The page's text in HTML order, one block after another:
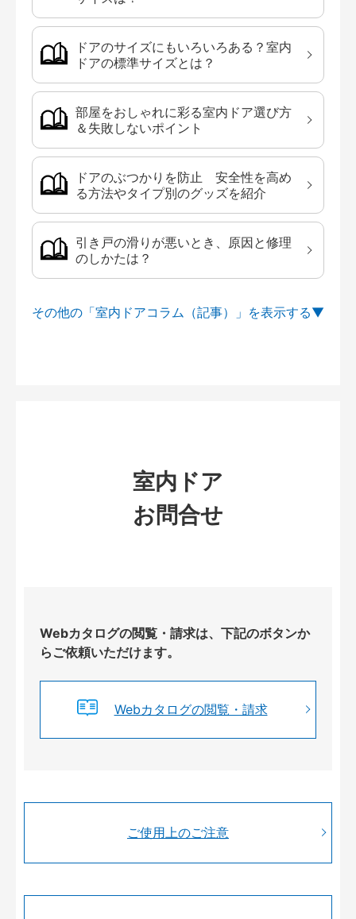
ドアのサイズにもいろいろある？室内
ドアの標準サイズとは？
部屋をおしゃれに彩る室内ドア選び方
＆失敗しないポイント
ドアのぶつかりを防止 安全性を高め
る方法やタイプ別のグッズを紹介
引き戸の滑りが悪いとき、原因と修理
のしかたは？
その他の「室内ドアコラム（記事）」を
室内ドア
お問合せ
Webカタログの閲覧・請求は、下記のボタンか
らご依頼いただけます。
Webカタログの閲覧・請求
ご使用上のご注意